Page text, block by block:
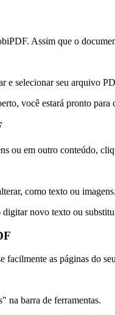
Assim que o
e selecionar seu arquivo
você estará pronto para
ou em outro conteúdo,
como texto ou imagens.
digitar novo texto ou
as páginas do
na barra de ferramentas.